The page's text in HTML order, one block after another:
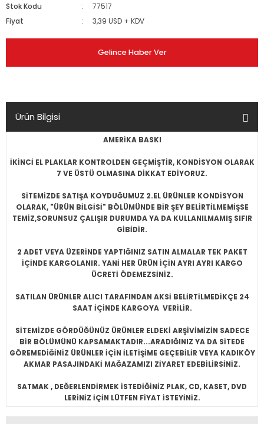
Stok Kodu
77517
Fiyat
3,39 USD + KDV
Gelince Haber Ver
Ürün Bilgisi
AMERİKA BASKI
İKİNCİ EL PLAKLAR KONTROLDEN GEÇMİŞTİR, KONDİSYON OLARAK
7 VE ÜSTÜ OLMASINA DİKKAT EDİYORUZ.
SİTEMİZDE SATIŞA KOYDUĞUMUZ 2.EL ÜRÜNLER KONDİSYON
OLARAK, "ÜRÜN BİLGİSİ" BÖLÜMÜNDE BİR ŞEY BELİRTİLMEMİŞSE
TEMİZ,SORUNSUZ ÇALIŞIR DURUMDA YA DA KULLANILMAMIŞ SIFIR
GİBİDİR.
2 ADET VEYA ÜZERİNDE YAPTIĞINIZ SATIN ALMALAR TEK PAKET
İÇİNDE KARGOLANIR. YANİ HER ÜRÜN İÇİN AYRI AYRI KARGO
ÜCRETİ ÖDEMEZSİNİZ.
SATILAN ÜRÜNLER ALICI TARAFINDAN AKSİ BELİRTİLMEDİKÇE 24
SAAT İÇİNDE KARGOYA VERİLİR.
SİTEMİZDE GÖRDÜĞÜNÜZ ÜRÜNLER ELDEKİ ARŞİVİMİZİN SADECE
BİR BÖLÜMÜNÜ KAPSAMAKTADIR...ARADIĞINIZ YA DA SİTEDE
GÖREMEDİĞİNİZ ÜRÜNLER İÇİN İLETİŞİME GEÇEBİLİR VEYA KADIKÖY
AKMAR PASAJINDAKİ MAĞAZAMIZI ZİYARET EDEBİLİRSİNİZ.
SATMAK , DEĞERLENDİRMEK İSTEDİĞİNİZ PLAK, CD, KASET, DVD
LERİNİZ İÇİN LÜTFEN FİYAT İSTEYİNİZ.